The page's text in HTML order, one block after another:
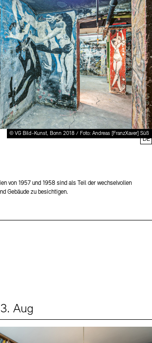
Newsletter Presse
Kontakt
Exil-Archive
© VG Bild-Kunst, Bonn 2018 / Foto: Andreas [FranzXaver] Süß
von 1957 und 1958 sind als Teil der wechselvollen
Gebäude zu besichtigen.
DE
Aug